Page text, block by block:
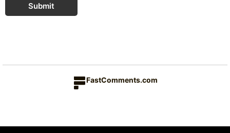
Submit
FastComments.com